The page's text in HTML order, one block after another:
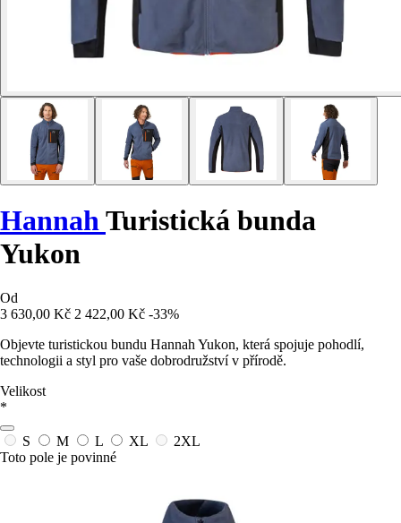
HannahTuristická bunda
Yukon
Od
3 630,00 Kč 2 422,00 Kč -33%
Objevte turistickou bundu Hannah Yukon, která spojuje pohodlí,
technologii a styl pro vaše dobrodružství v přírodě.
Velikost
*
S M L XL
2XL
Toto pole je povinné